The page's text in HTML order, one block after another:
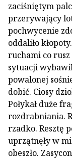
zaciśniętym
przerywający
pochwycenie
oddaliło
ruchami co rusz
sytuacji
powalonej
dobić. Ciosy
Połykał duże
rozdrabniania.
rzadko. Resztę
uprzątnęły w
obeszło.